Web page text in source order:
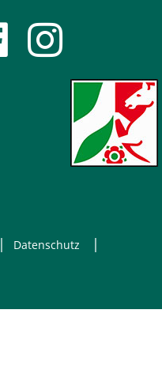
| Datenschutz |